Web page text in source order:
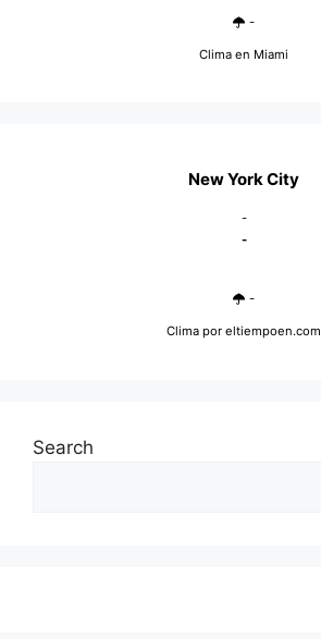
-
Clima en Miami
New York City
-
-
-
Clima por eltiempoen.com
Search